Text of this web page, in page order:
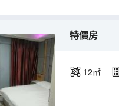
特價房
12㎡